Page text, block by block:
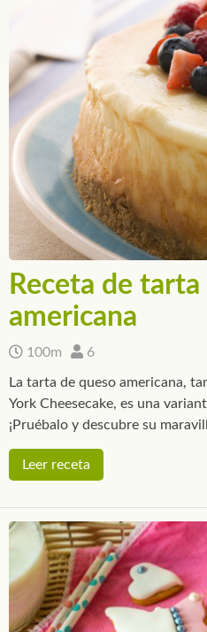
Receta de
americana
100m 6
La tarta de queso americana,
York Cheesecake, es una
¡Pruébalo y descubre su
Leer receta